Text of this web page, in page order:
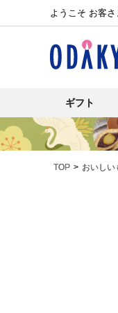
ようこそ お客さ
ギフト
TOP おいしい